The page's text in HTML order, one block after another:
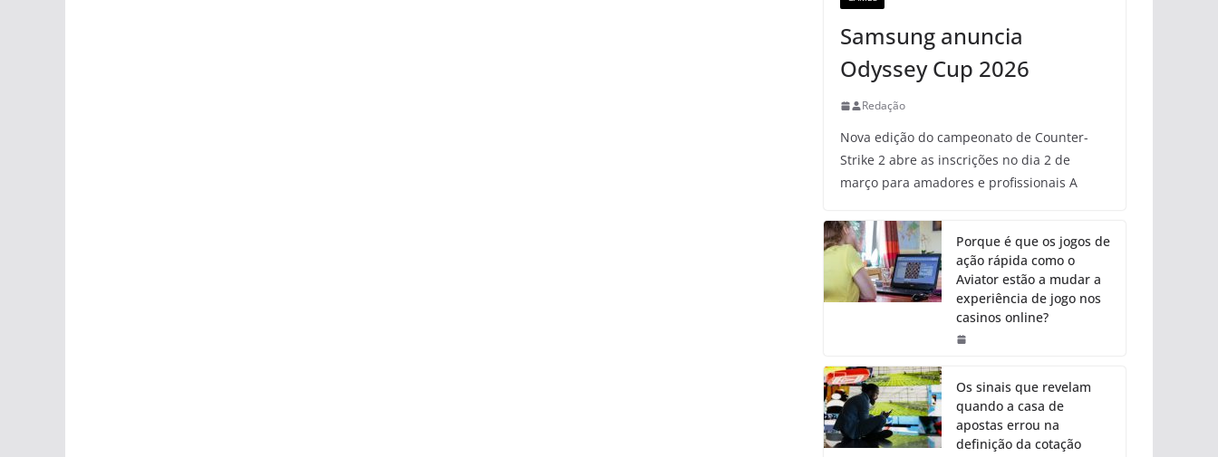
Samsung anuncia
Odyssey Cup 2026
Redação
Nova edição do campeonato de Counter-
Strike 2 abre as inscrições no dia 2 de
março para amadores e profissionais A
Porque é que os jogos de
ação rápida como o
Aviator estão a mudar a
experiência de jogo nos
casinos online?
Os sinais que revelam
quando a casa de
apostas errou na
definição da cotação